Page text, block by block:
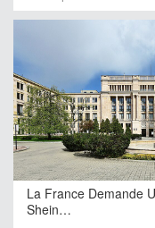
La France Demande
Shein…